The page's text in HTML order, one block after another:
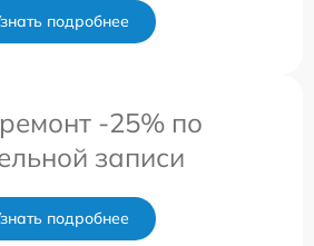
подробнее
-25% по
записи
подробнее